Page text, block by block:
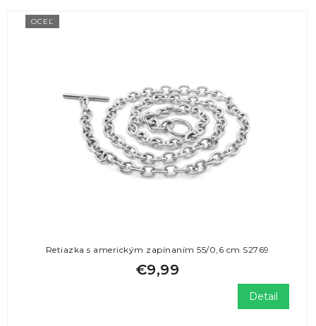
OCEĽ
Retiazka s americkým zapínaním 55/0,6 cm S2769
€9,99
Detail